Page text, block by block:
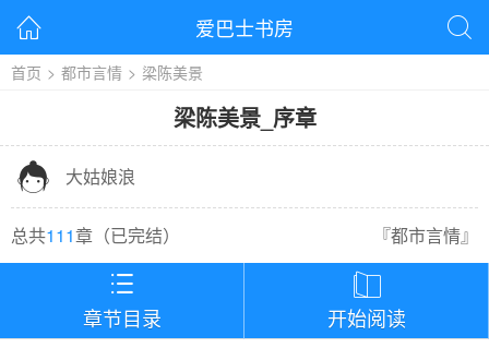
 爱巴士书房 
首页 > 都市言情 > 梁陈美景
梁陈美景_ 序章
 大姑娘浪
总共111章（已完结） 『都市言情』

章节目录

开始阅读